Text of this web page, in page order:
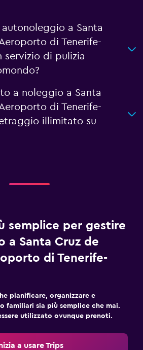
autonoleggio a Santa
di Tenerife-
servizio di pulizia
a noleggio a Santa
di Tenerife-
illimitato su
semplice per gestire
a Santa Cruz de
di Tenerife-
pianificare, organizzare e
familiari sia più semplice che mai.
utilizzato ovunque prenoti.
a usare Trips